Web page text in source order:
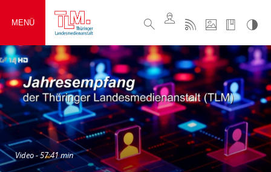
MENÜ
Video - 57:41 min